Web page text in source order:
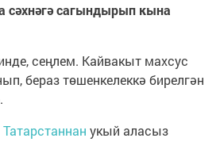
сәхнәгә сагындырып кына
сеңлем. Кайвакыт махсус
бераз төшенкелеккә бирелгән
укый аласыз